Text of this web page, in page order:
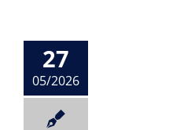
27
05/2026